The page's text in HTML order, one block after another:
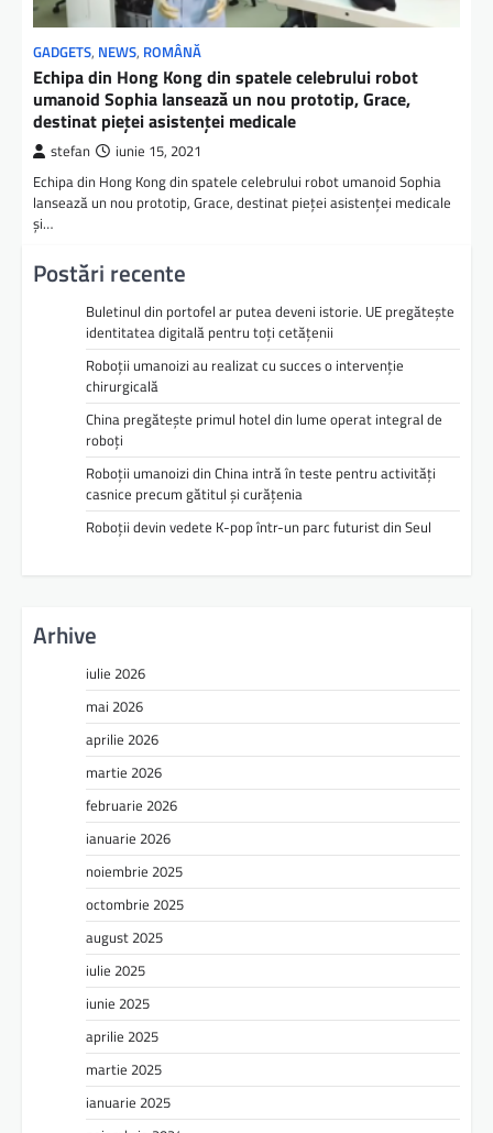
GADGETS, NEWS, ROMÂNĂ
Echipa din Hong Kong din spatele celebrului robot
umanoid Sophia lansează un nou prototip, Grace,
destinat pieţei asistenţei medicale
stefan iunie 15, 2021
Echipa din Hong Kong din spatele celebrului robot umanoid Sophia
lansează un nou prototip, Grace, destinat pieţei asistenţei medicale
şi…
Postări recente
Buletinul din portofel ar putea deveni istorie. UE pregătește
identitatea digitală pentru toți cetățenii
Roboții umanoizi au realizat cu succes o intervenție
chirurgicală
China pregătește primul hotel din lume operat integral de
roboți
Roboții umanoizi din China intră în teste pentru activități
casnice precum gătitul și curățenia
Roboții devin vedete K-pop într-un parc futurist din Seul
Arhive
iulie 2026
mai 2026
aprilie 2026
martie 2026
februarie 2026
ianuarie 2026
noiembrie 2025
octombrie 2025
august 2025
iulie 2025
iunie 2025
aprilie 2025
martie 2025
ianuarie 2025